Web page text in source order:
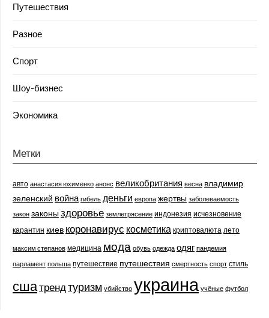
Путешествия
Разное
Спорт
Шоу-бизнес
Экономика
Метки
авто анастасия юхименко анонс великобритания весна владимир
зеленский война гибель деньги европа жертвы заболеваемость
закон законыздоровье землетрясение индонезия исчезновение
карантин киев коронавирус косметика криптовалюта лето
максим степанов медицина мода обувь одежда одяг пандемия
парламент польша путешествие путешествия смертность спорт стиль
сшатренд туризм убийство украина учёные футбол